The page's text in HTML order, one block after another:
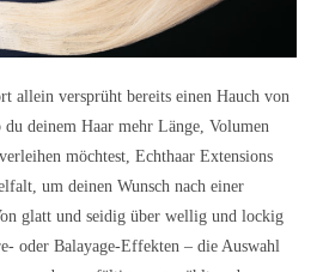
allein versprüht bereits einen Hauch von
deinem Haar mehr Länge, Volumen
möchtest, Echthaar Extensions
um deinen Wunsch nach einer
glatt und seidig über wellig und lockig
oder Balayage-Effekten – die Auswahl